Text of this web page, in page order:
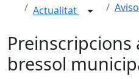
Actualitat
Preinscripcions
bressol